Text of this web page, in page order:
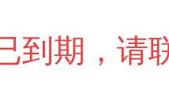
到期，请